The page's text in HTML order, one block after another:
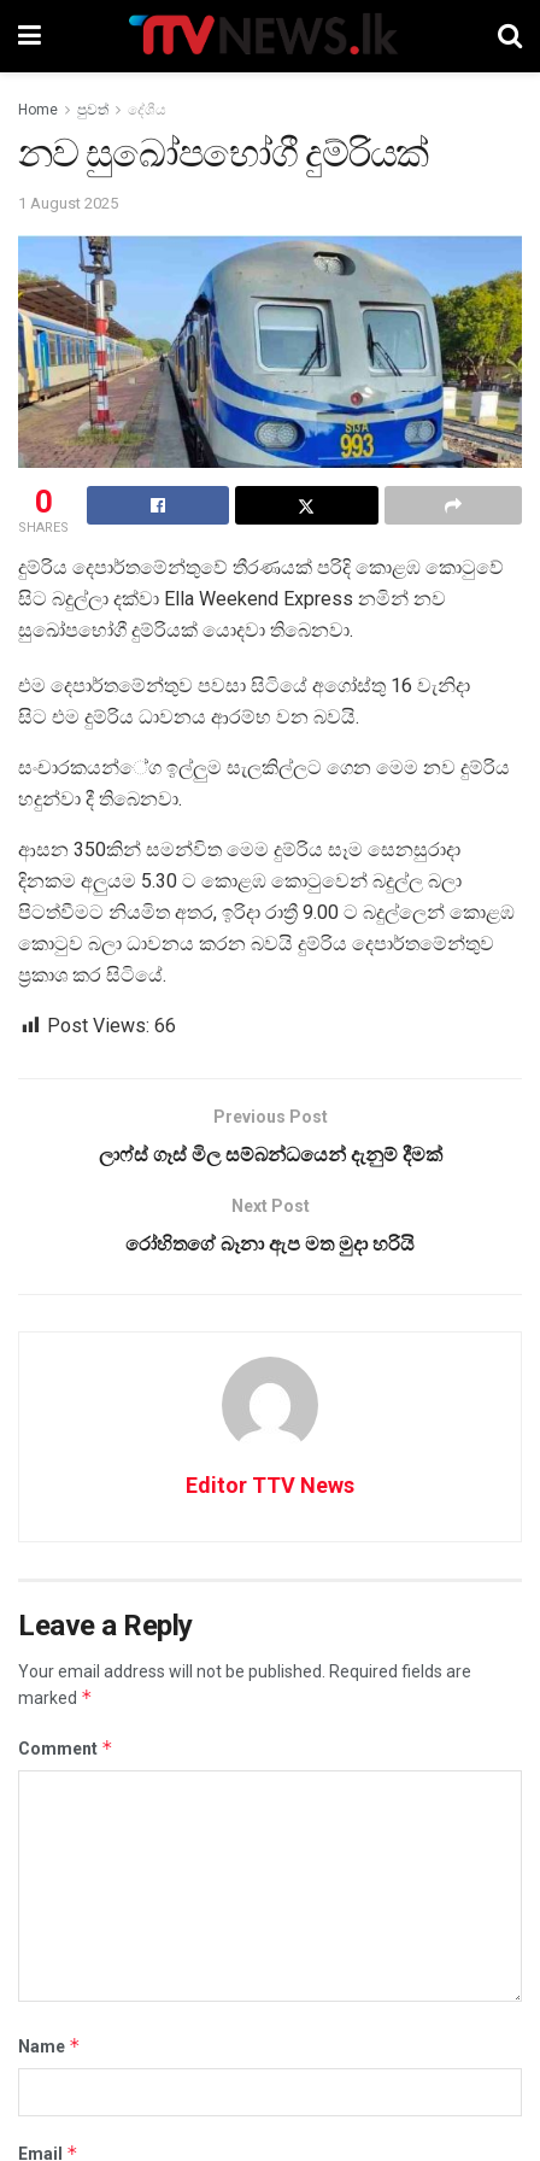
Home පුවත් දේශීය
නව සුඛෝපභෝගී දුම්රියක්
1 August 2025
0
SHARES
දුම්රිය දෙපාර්තමේන්තුවේ තීරණයක් පරිදි කොළඹ කොටුවේ
සිට බදුල්ලා දක්වා Ella Weekend Express නමින් නව
සුඛෝපභෝගී දුම්රියක් යොදවා තිබෙනවා.
එම දෙපාර්තමේන්තුව පවසා සිටියේ අගෝස්තු 16 වැනිදා
සිට එම දුම්රිය ධාවනය ආරම්භ වන බවයි.
සංචාරකයන්‌ේග ඉල්ලුම සැලකිල්ලට ගෙන මෙම නව දුම්රිය
හදුන්වා දී තිබෙනවා.
ආසන 350කින් සමන්විත මෙම දුම්රිය සෑම සෙනසුරාදා
දිනකම අලුයම 5.30 ට කොළඹ කොටුවෙන් බදුල්ල බලා
පිටත්වීමට නියමිත අතර, ඉරිදා රාත්‍රී 9.00 ට බදුල්ලෙන් කොළඹ
කොටුව බලා ධාවනය කරන බවයි දුම්රිය දෙපාර්තමේන්තුව
ප්‍රකාශ කර සිටියේ.
Post Views: 66
Previous Post
ලාෆ්ස් ගෑස් මිල සම්බන්ධයෙන් දැනුම් දීමක්
Next Post
රෝහිතගේ බෑනා ඇප මත මුදා හරියි
Editor TTV News
Leave a Reply
Your email address will not be published.
Required fields are
marked *
Comment *
Name *
Email *